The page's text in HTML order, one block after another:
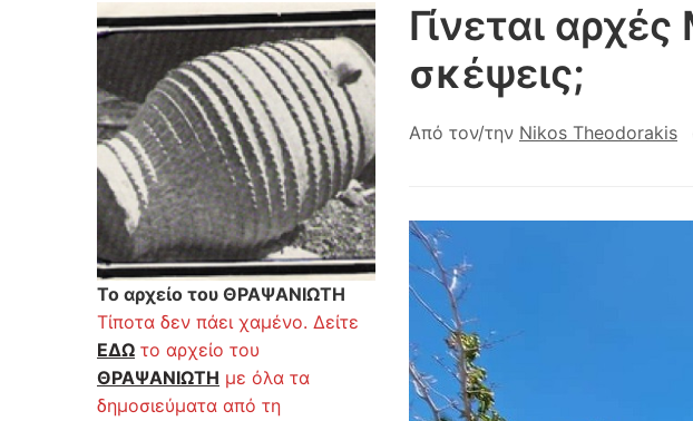
Το αρχείο του ΘΡΑΨΑΝΙΩΤΗ
Τίποτα δεν πάει χαμένο. Δείτε
ΕΔΩ το αρχείο του
ΘΡΑΨΑΝΙΩΤΗ με όλα τα
δημοσιεύματα από τη
Γίνεται
σκέψεις;
Από τον/την Nikos Theodorakis